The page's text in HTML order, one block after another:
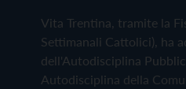
Vita Trentina, tramite la
Settimanali Cattolici), ha
dell'Autodisciplina
Autodisciplina della